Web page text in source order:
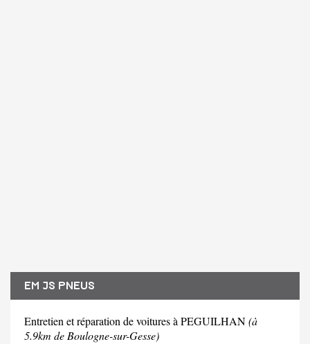
EM JS PNEUS
Entretien et réparation de voitures à PEGUILHAN(à
5.9km de Boulogne-sur-Gesse)